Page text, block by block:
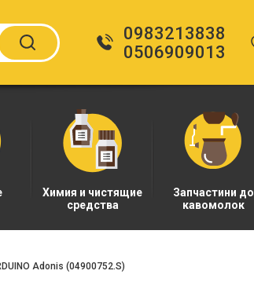
0983213838
0506909013
Химия и чистящие
средства
Запчастини до
кавомолок
Adonis (04900752.S)